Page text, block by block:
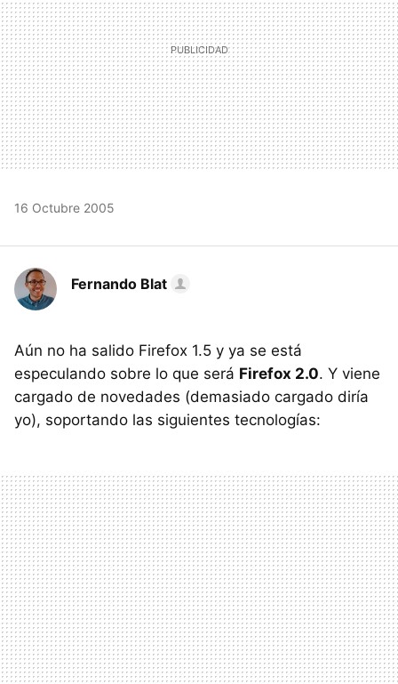
16 Octubre 2005
Fernando Blat
Aún no ha salido Firefox 1.5 y ya se está
especulando sobre lo que será Firefox 2.0. Y viene
cargado de novedades (demasiado cargado diría
yo), soportando las siguientes tecnologías: